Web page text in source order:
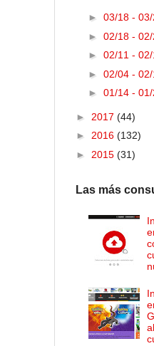
► 03/18 -
► 02/18 -
► 02/11 -
► 02/04 - 02/
► 01/14 - 01/
► 2017 (44)
► 2016 (132)
► 2015 (31)
Las más